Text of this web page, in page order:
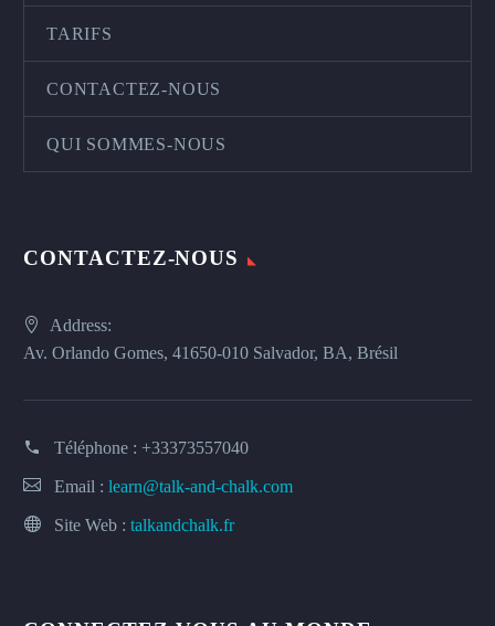
TARIFS
CONTACTEZ-NOUS
QUI SOMMES-NOUS
CONTACTEZ-NOUS
Address:
Av. Orlando Gomes, 41650-010 Salvador, BA, Brésil
Téléphone : +33373557040
Email : learn@talk-and-chalk.com
Site Web : talkandchalk.fr